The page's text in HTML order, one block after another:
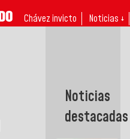
Chávez invicto Noticias ↓
Noticias
destacadas